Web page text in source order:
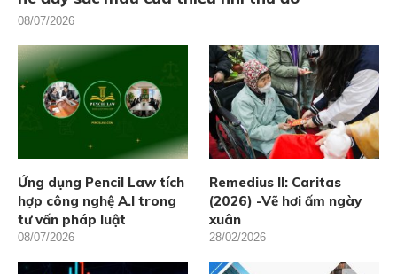
08/07/2026
Ứng dụng Pencil Law tích
hợp công nghệ A.I trong
tư vấn pháp luật
08/07/2026
Remedius II: Caritas
(2026) -Vẽ hơi ấm ngày
xuân
28/02/2026